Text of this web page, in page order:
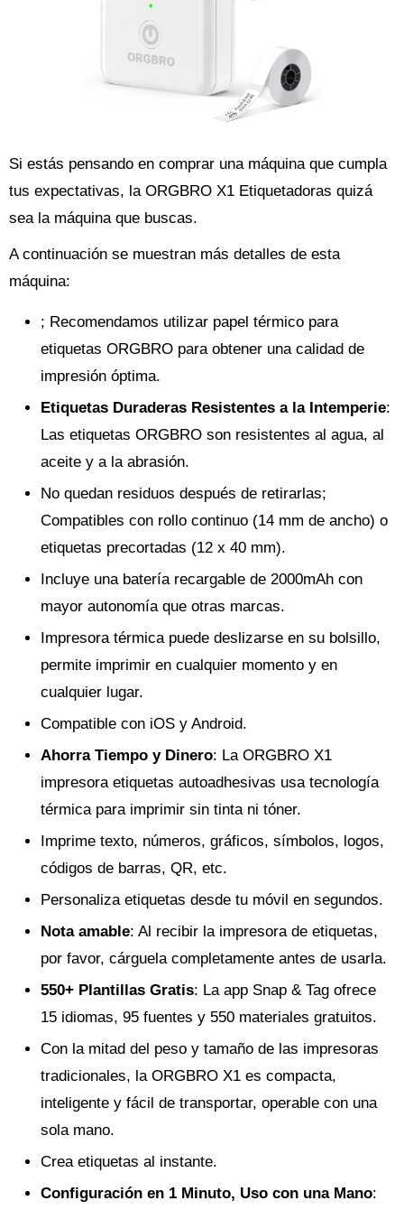
Si estás pensando en comprar una máquina que cumpla
tus expectativas, la ORGBRO X1 Etiquetadoras quizá
sea la máquina que buscas.
A continuación se muestran más detalles de esta
máquina:
; Recomendamos utilizar papel térmico para
etiquetas ORGBRO para obtener una calidad de
impresión óptima.
Etiquetas Duraderas Resistentes a la Intemperie:
Las etiquetas ORGBRO son resistentes al agua, al
aceite y a la abrasión.
No quedan residuos después de retirarlas;
Compatibles con rollo continuo (14 mm de ancho) o
etiquetas precortadas (12 x 40 mm).
Incluye una batería recargable de 2000mAh con
mayor autonomía que otras marcas.
Impresora térmica puede deslizarse en su bolsillo,
permite imprimir en cualquier momento y en
cualquier lugar.
Compatible con iOS y Android.
Ahorra Tiempo y Dinero: La ORGBRO X1
impresora etiquetas autoadhesivas usa tecnología
térmica para imprimir sin tinta ni tóner.
Imprime texto, números, gráficos, símbolos, logos,
códigos de barras, QR, etc.
Personaliza etiquetas desde tu móvil en segundos.
Nota amable: Al recibir la impresora de etiquetas,
por favor, cárguela completamente antes de usarla.
550+ Plantillas Gratis: La app Snap & Tag ofrece
15 idiomas, 95 fuentes y 550 materiales gratuitos.
Con la mitad del peso y tamaño de las impresoras
tradicionales, la ORGBRO X1 es compacta,
inteligente y fácil de transportar, operable con una
sola mano.
Crea etiquetas al instante.
Configuración en 1 Minuto, Uso con una Mano: